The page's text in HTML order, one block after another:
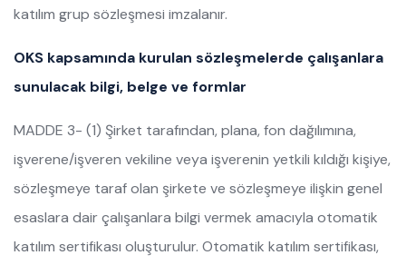
katılım grup sözleşmesi imzalanır.
OKS kapsamında kurulan sözleşmelerde çalışanlara
sunulacak bilgi, belge ve formlar
MADDE 3- (1) Şirket tarafından, plana, fon dağılımına,
işverene/işveren vekiline veya işverenin yetkili kıldığı kişiye,
sözleşmeye taraf olan şirkete ve sözleşmeye ilişkin genel
esaslara dair çalışanlara bilgi vermek amacıyla otomatik
katılım sertifikası oluşturulur. Otomatik katılım sertifikası,